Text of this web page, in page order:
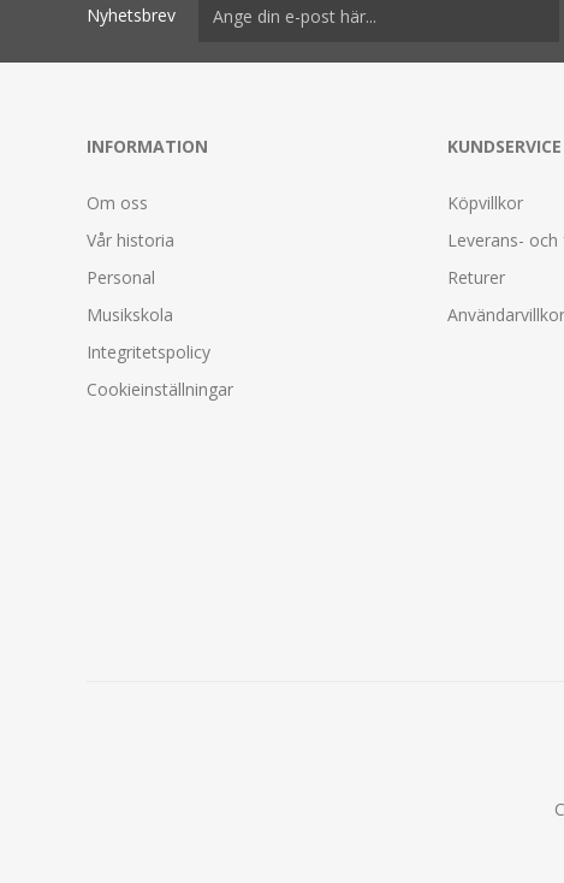
Nyhetsbrev
INFORMATION
Om oss
Vår historia
Personal
Musikskola
Integritetspolicy
Cookieinställningar
KUNDSERVICE
Köpvillkor
Leverans-
Returer
Användarvillkor